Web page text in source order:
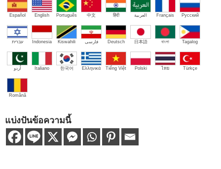
Español English Português 中文 हिंदी العربية Français Русский
עברית Indonesia Kiswahili فارسی Deutsch 日本語 বাংলা Tagalog
اُردو Italiano 한국어 Ελληνικά Tiếng Việt Polski ไทย Türkçe
Română
แบ่งปันข้อความนี้